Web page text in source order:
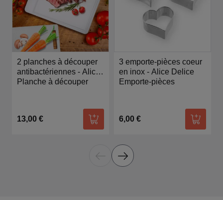
2 planches à découper
antibactériennes - Alice
Délice
Planche à découper
13,00 €
Ajouter au panier
3 emporte-pièces coeur
en inox - Alice Delice
Emporte-pièces
6,00 €
Ajouter